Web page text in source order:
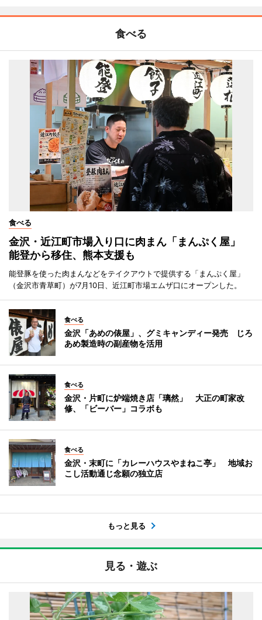
食べる
食べる
金沢・近江町市場入り口に肉まん「まんぷく屋」
能登から移住、熊本支援も
能登豚を使った肉まんなどをテイクアウトで提供する「まんぷく屋」
（金沢市青草町）が7月10日、近江町市場エムザ口にオープンした。
食べる
金沢「あめの俵屋」、グミキャンディー発売 じろ
あめ製造時の副産物を活用
食べる
金沢・片町に炉端焼き店「璃然」 大正の町家改
修、「ビーバー」コラボも
食べる
金沢・末町に「カレーハウスやまねこ亭」 地域お
こし活動通じ念願の独立店
もっと見る
見る・遊ぶ